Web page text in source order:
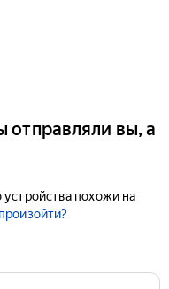
отправляли вы, а
похожи на